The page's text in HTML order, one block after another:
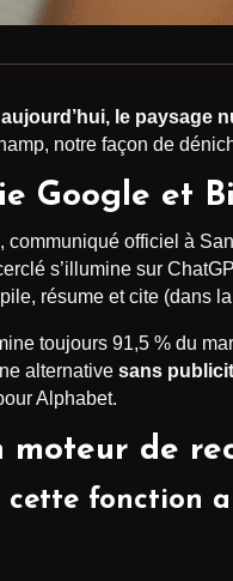
le paysage
notre façon de
Google et
communiqué officiel à
s’illumine sur
résume et cite (dans
toujours 91,5 % du
alternative sans
Alphabet.
moteur de
cette fonction